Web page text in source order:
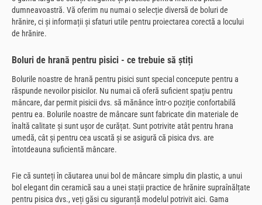
dumneavoastră. Vă oferim nu numai o selecție diversă de boluri de
hrănire, ci și informații și sfaturi utile pentru proiectarea corectă a locului
de hrănire.
Boluri de hrană pentru pisici - ce trebuie să știți
Bolurile noastre de hrană pentru pisici sunt special concepute pentru a
răspunde nevoilor pisicilor. Nu numai că oferă suficient spațiu pentru
mâncare, dar permit pisicii dvs. să mănânce într-o poziție confortabilă
pentru ea. Bolurile noastre de mâncare sunt fabricate din materiale de
înaltă calitate și sunt ușor de curățat. Sunt potrivite atât pentru hrana
umedă, cât și pentru cea uscată și se asigură că pisica dvs. are
întotdeauna suficientă mâncare.
Fie că sunteți în căutarea unui bol de mâncare simplu din plastic, a unui
bol elegant din ceramică sau a unei stații practice de hrănire supraînălțate
pentru pisica dvs., veți găsi cu siguranță modelul potrivit aici. Gama